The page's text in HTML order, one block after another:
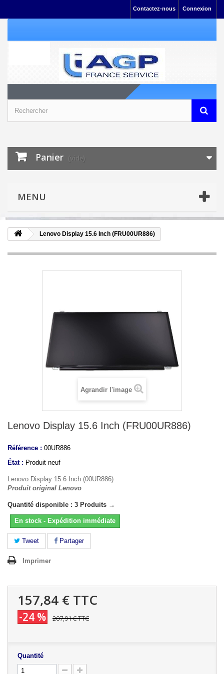
Connexion
Contactez-nous
Panier (vide)
MENU
Lenovo Display 15.6 Inch (FRU00UR886)
Agrandir l'image
Lenovo Display 15.6 Inch (FRU00UR886)
Référence : 00UR886
État : Produit neuf
Lenovo Display 15.6 Inch (00UR886)
Produit original Lenovo
Quantité disponible : 3 Produits →
En stock - Expédition immédiate
Tweet Partager
Imprimer
157,84 € TTC
-24 % 207,91 €TTC
Quantité